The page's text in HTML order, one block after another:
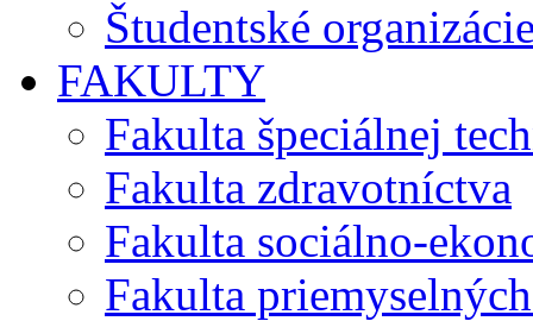
Študentské
FAKULTY
Fakulta špeciálnej
Fakulta zdravotníctva
Fakulta sociálno-
Fakulta